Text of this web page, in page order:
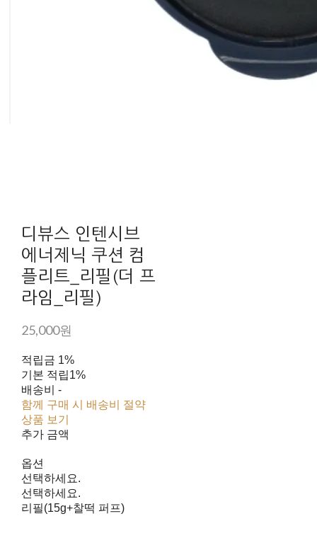
디뷰스 인텐시브
에너제닉 쿠션 컴
플리트_리필(더 프
라임_리필)
25,000원
적립금 1%
기본 적립1%
배송비 -
함께 구매 시 배송비 절약
상품 보기
추가 금액
옵션
선택하세요.
선택하세요.
리필(15g+찰떡 퍼프)